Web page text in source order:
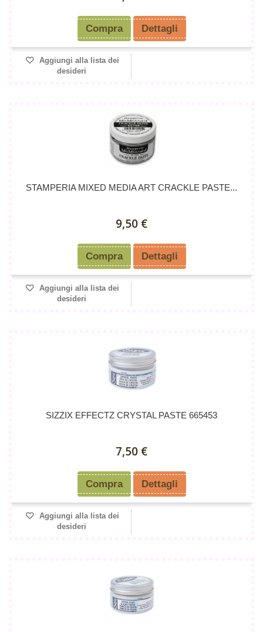
Compra Dettagli
Aggiungi alla lista dei
desideri
STAMPERIA MIXED MEDIA ART CRACKLE PASTE...
9,50 €
Compra Dettagli
Aggiungi alla lista dei
desideri
SIZZIX EFFECTZ CRYSTAL PASTE 665453
7,50 €
Compra Dettagli
Aggiungi alla lista dei
desideri